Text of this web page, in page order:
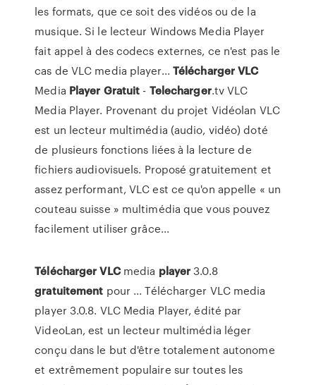
les formats, que ce soit des vidéos ou de la
musique. Si le lecteur Windows Media Player
fait appel à des codecs externes, ce n'est pas le
cas de VLC media player... TéléchargerVLC
Media Player Gratuit - Telecharger.tv VLC
Media Player. Provenant du projet Vidéolan VLC
est un lecteur multimédia (audio, vidéo) doté
de plusieurs fonctions liées à la lecture de
fichiers audiovisuels. Proposé gratuitement et
assez performant, VLC est ce qu'on appelle « un
couteau suisse » multimédia que vous pouvez
facilement utiliser grâce...
Télécharger VLCmedia player3.0.8
gratuitement pour ... Télécharger VLC media
player 3.0.8. VLC Media Player, édité par
VideoLan, est un lecteur multimédia léger
conçu dans le but d'être totalement autonome
et extrêmement populaire sur toutes les